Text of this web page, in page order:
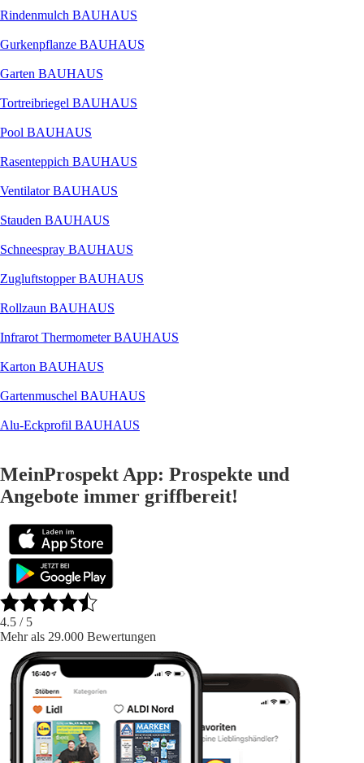
Rindenmulch BAUHAUS
Gurkenpflanze BAUHAUS
Garten BAUHAUS
Tortreibriegel BAUHAUS
Pool BAUHAUS
Rasenteppich BAUHAUS
Ventilator BAUHAUS
Stauden BAUHAUS
Schneespray BAUHAUS
Zugluftstopper BAUHAUS
Rollzaun BAUHAUS
Infrarot Thermometer BAUHAUS
Karton BAUHAUS
Gartenmuschel BAUHAUS
Alu-Eckprofil BAUHAUS
MeinProspekt App: Prospekte und
Angebote immer griffbereit!
4.5 / 5
Mehr als 29.000 Bewertungen